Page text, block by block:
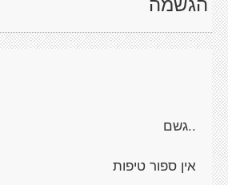
הגשמה
..גשם
אין ספור טיפות